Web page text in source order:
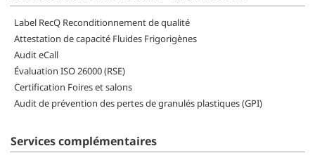
Label RecQ Reconditionnement de qualité
Attestation de capacité Fluides Frigorigènes
Audit eCall
Évaluation ISO 26000 (RSE)
Certification Foires et salons
Audit de prévention des pertes de granulés plastiques (GPI)
Services complémentaires